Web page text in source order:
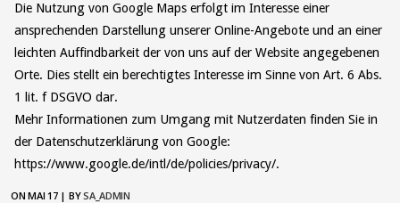
Die Nutzung von Google Maps erfolgt im Interesse einer
ansprechenden Darstellung unserer Online-Angebote und an einer
leichten Auffindbarkeit der von uns auf der Website angegebenen
Orte. Dies stellt ein berechtigtes Interesse im Sinne von Art. 6 Abs.
1 lit. f DSGVO dar.
Mehr Informationen zum Umgang mit Nutzerdaten finden Sie in
der Datenschutzerklärung von Google:
https://www.google.de/intl/de/policies/privacy/.
ON MAI 17 | BYSA_ADMIN